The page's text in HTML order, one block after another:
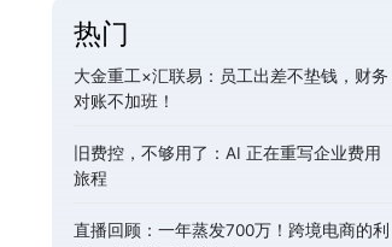
热门
大金重工×汇联易：员工出差不垫钱，财务
对账不加班！
旧费控，不够用了：AI 正在重写企业费用
旅程
直播回顾：一年蒸发700万！跨境电商的利